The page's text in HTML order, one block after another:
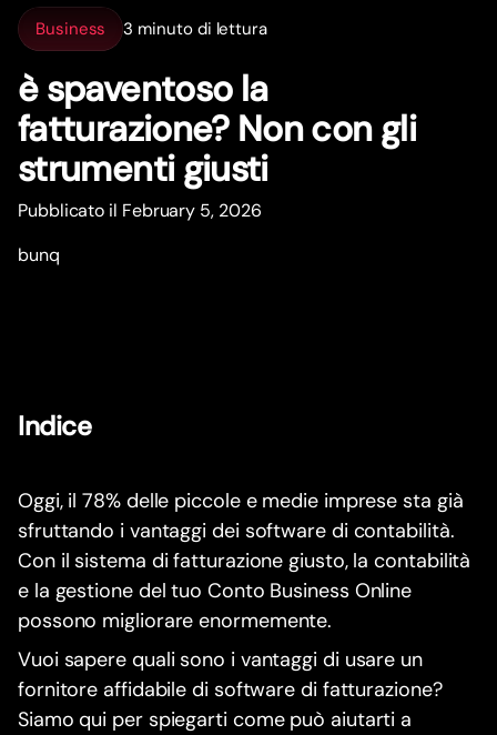
Business 3 minuto di lettura
è spaventoso la
fatturazione? Non con gli
strumenti giusti
Pubblicato il February 5, 2026
bunq
Indice
Oggi, il 78% delle piccole e medie imprese sta già
sfruttando i vantaggi dei software di contabilità.
Con il sistema di fatturazione giusto, la contabilità
e la gestione del tuo Conto Business Online
possono migliorare enormemente.
Vuoi sapere quali sono i vantaggi di usare un
fornitore affidabile di software di fatturazione?
Siamo qui per spiegarti come può aiutarti a